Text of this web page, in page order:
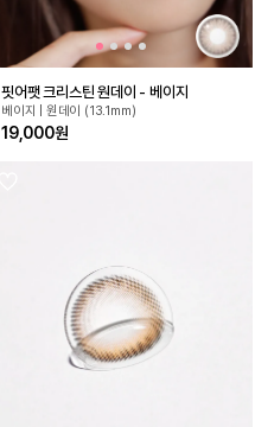
핏어팻 크리스틴 원데이 - 베이지
베이지 | 원데이 (13.1mm)
19,000원